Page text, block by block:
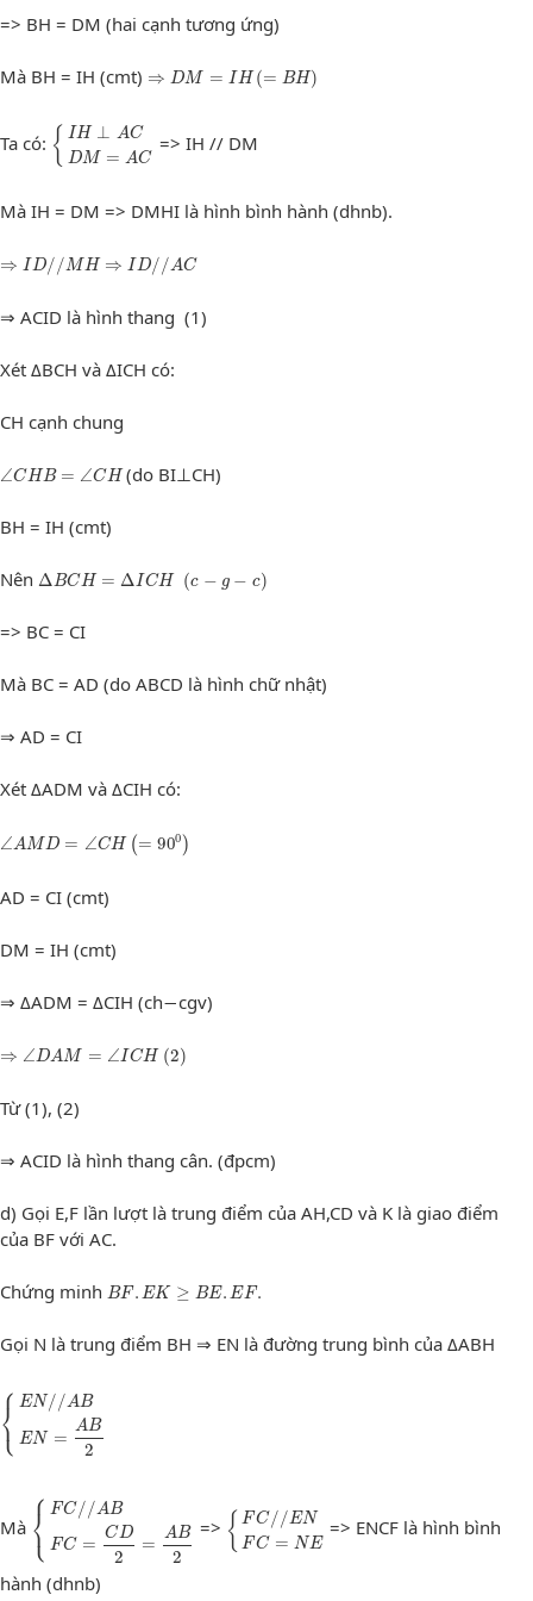
=> BH = DM (hai cạnh tương ứng)
Mà BH = IH (cmt) ⇒ DM = IH (= BH)
DM = =BH
Ta có: { I H ⊥ AC
DM = AC
{I H⊥ AC DM => IH // DM
Mà IH = DM => DMHI là hình bình hành (dhnb).
⇒ ID//MH ⇒ ID//AC
D// M H ⇒ID AC
⇒ ACID là hình thang (1)
Xét ΔBCH và ΔICH có:
CH cạnh chung
∠CHB = ∠CH
∠ CHB= H (do BI⊥CH)
BH = IH (cmt)
Nên ΔBCH = ΔICH (c − g − c)
Δ BC H=Δ H c− −
=> BC = CI
Mà BC = AD (do ABCD là hình chữ nhật)
⇒ AD = CI
Xét ΔADM và ΔCIH có:
∠ A M D = ∠CH (= 900 )
∠ A MD= H(=90
AD = CI (cmt)
DM = IH (cmt)
⇒ ΔADM = ΔCIH (ch−cgv)
⇒ ∠DAM = ∠ICH (2)
DA M = H (2)
Từ (1), (2)
⇒ ACID là hình thang cân. (đpcm)
d) Gọi E,F lần lượt là trung điểm của AH,CD và K là giao điểm
của BF với AC.
Chứng minh BF. EK ≥ BE. EF.
BF.E K≥B EF.
Gọi N là trung điểm BH ⇒ EN là đường trung bình của ΔABH
⎧
⎩
⎨ EN//AB
EN =
AB
2
N// A BEN=
Mà ⎧
⎩
⎨ FC // A B
FC =
CD
2
=
AB
2
C//A BFC= => { FC// EN
FC = NE
{FC//ENFC= => ENCF là hình bình
hành (dhnb)